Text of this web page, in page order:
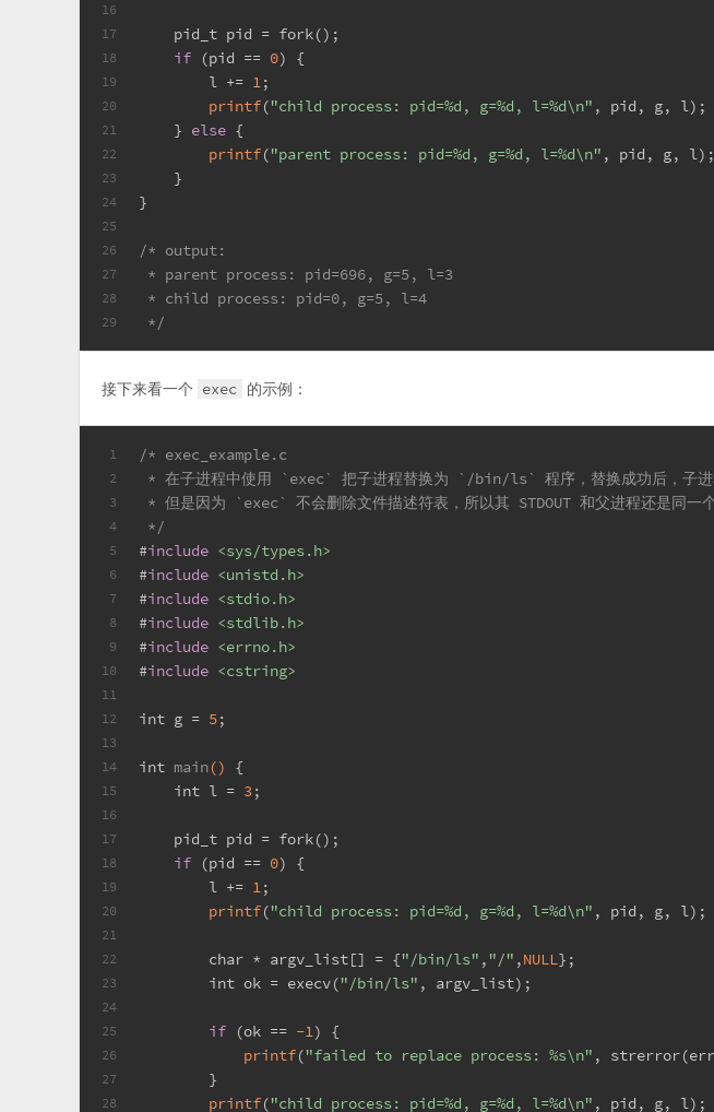
16
17
18
19
20
21
22
23
24
25
26
27
28
29
pid_t pid = fork();
if (pid == 0) {
        l +=
1;
printf("child process: pid=%d, g=%d, l=%d\n" , pid, g, l);
    }
else {
printf("parent process: pid=%d, g=%d, l=%d\n" , pid, g, l);
    }
}
/* output:
* parent process: pid=696, g=5, l=3
* child process: pid=0, g=5, l=4
*/
接下来看一个 exec 的示例：
1
2
3
4
5
6
7
8
9
10
11
12
13
14
15
16
17
18
19
20
21
22
23
24
25
26
27
28
/* exec_example.c
* 在子进程中使用 `exec` 把子进程替换为 `/bin/ls` 程序，替换成功后，子进
* 但是因为 `exec` 不会删除文件描述符表，所以其 STDOUT 和父进程还是同一
*/
#include <sys/types.h>
#include <unistd.h>
#include <stdio.h>
#include <stdlib.h>
#include <errno.h>
#include <cstring>
int g = 5;
int main()
{
int l = 3;
pid_t pid = fork();
if (pid == 0) {
        l +=
1;
printf("child process: pid=%d, g=%d, l=%d\n" , pid, g, l);
char * argv_list[] = {"/bin/ls" ,"/" ,NULL};
int ok = execv("/bin/ls" , argv_list);
if (ok == -1) {
printf("failed to replace process: %s\n" ,
        }
printf("child process: pid=%d, g=%d, l=%d\n" , pid, g, l);